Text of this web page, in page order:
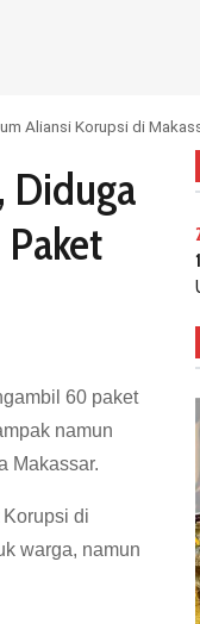
Aliansi Korupsi di
Diduga
60 paket
namun
Makassar.
di
warga, namun